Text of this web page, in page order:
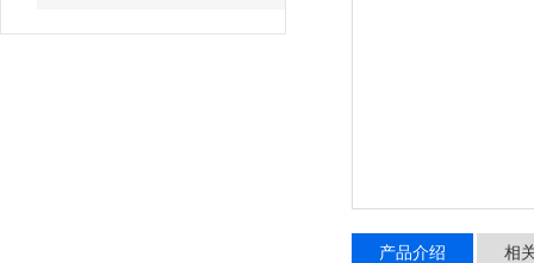
产品介绍 相